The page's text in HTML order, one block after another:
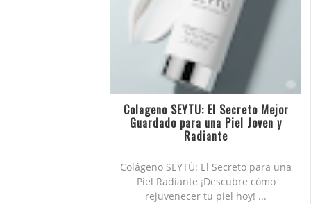
Colageno SEYTU: El Secreto Mejor
Guardado para una Piel Joven y
Radiante
Colágeno SEYTÚ: El Secreto para una
Piel Radiante ¡Descubre cómo
rejuvenecer tu piel hoy! ...